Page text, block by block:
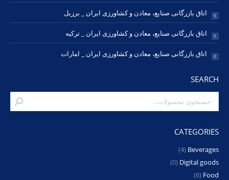
اتاق بازرگانی صنایع، معادن و کشاورزی ایران _ برزیل
اتاق بازرگانی صنایع، معادن و کشاورزی ایران _ ترکیه
اتاق بازرگانی صنایع، معادن و کشاورزی ایران _ امارات
SEARCH
CATEGORIES
Beverages
(4)
Digital goods
(0)
Food
(6)